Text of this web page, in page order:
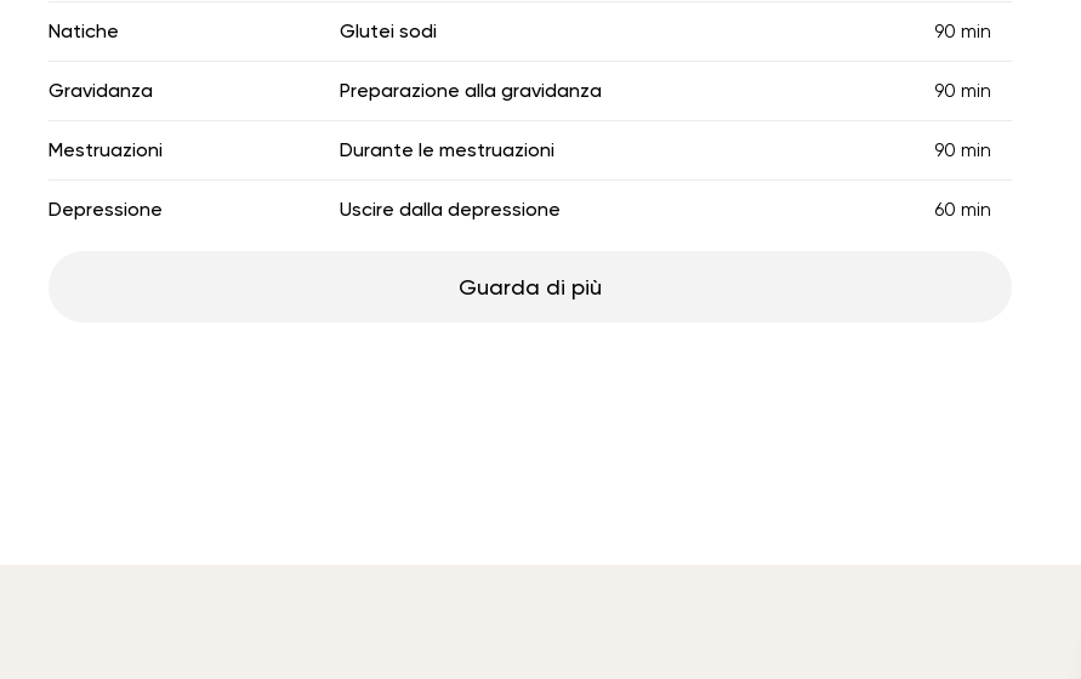
Natiche Glutei sodi 90 min
Gravidanza Preparazione alla gravidanza 90 min
Mestruazioni Durante le mestruazioni 90 min
Depressione Uscire dalla depressione 60 min
Guarda di più